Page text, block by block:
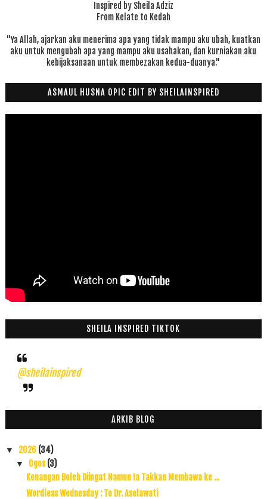
Inspired by Sheila Adziz
From Kelate to Kedah
"Ya Allah, ajarkan aku menerima apa yang tidak mampu aku ubah, kuatkan
aku untuk mengubah apa yang mampu aku usahakan, dan kurniakan aku
kebijaksanaan untuk membezakan kedua-duanya."
ASMAUL HUSNA OPIC EDIT BY SHEILAINSPIRED
SHEILA INSPIRED TIKTOK
@sheilainspired
ARKIB BLOG
▼ 2026 (34)
▼ Ogos(3)
Kenangan Boleh Diingat Namun Ia Takkan Membawa ke ...
Wordless Wednesday : To Dr. Aselawati